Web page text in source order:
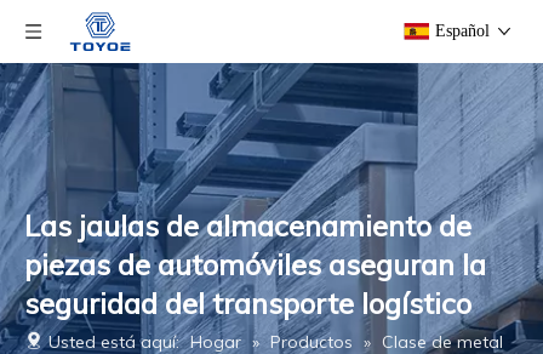
Español
Las jaulas de almacenamiento de
piezas de automóviles aseguran la
seguridad del transporte logístico
Usted está aquí: Hogar » Productos » Clase de metal